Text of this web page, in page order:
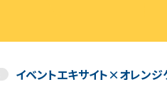
イベントエキサイト×オレンジ